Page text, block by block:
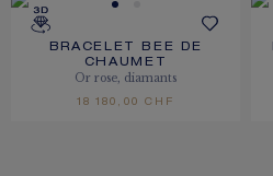
BRACELET BEE DE
CHAUMET
Or rose, diamants
18 180,00 CHF